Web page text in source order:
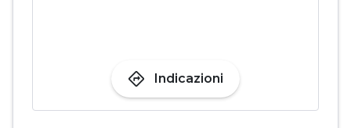
directions Indicazioni